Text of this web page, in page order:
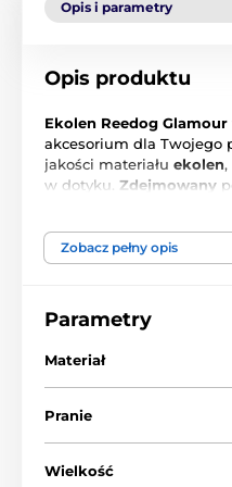
Opis i parametry
Opis produktu
Ekolen Reedog Glamour
akcesorium dla Twojego
jakości materiału ekolen
w dotyku. Zdejmowany
długotrwałą czystość.
idealnie nadaje się do
Reedog Glamour Ekolen
design i funkcjonalność,
dodatkiem do każdego
towarzyszem podróży.
które pokocha!
Zobacz pełny opis
Parametry
Materiał
Pranie
Wielkość